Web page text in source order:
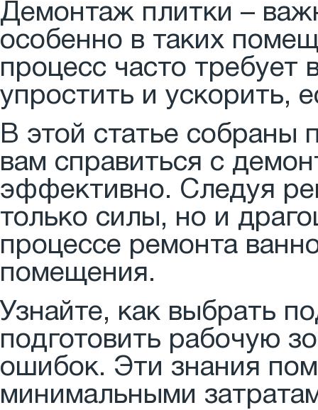
Демонтаж плитки –
особенно в таких
процесс часто
упростить и ускорить,
В этой статье собраны
вам справиться с
эффективно. Следуя
только силы, но и
процессе ремонта
помещения.
Узнайте, как выбрать
подготовить рабочую
ошибок. Эти знания
минимальными